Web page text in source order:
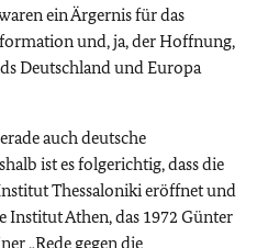
ein Ärgernis für das
und, ja, der Hoffnung,
Deutschland und Europa
auch deutsche
ist es folgerichtig, dass die
Thessaloniki eröffnet und
Institut Athen, das 1972 Günter
„Rede gegen die